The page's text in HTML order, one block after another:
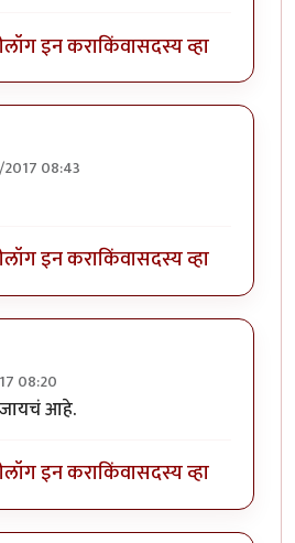
लॉग इन कराकिंवासदस्य व्हा
2017 08:43
लॉग इन कराकिंवासदस्य व्हा
08:20
आहे.
लॉग इन कराकिंवासदस्य व्हा